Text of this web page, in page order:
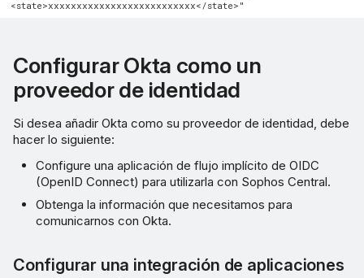
Configurar Okta como un
proveedor de identidad
Si desea añadir Okta como su proveedor de identidad, debe
hacer lo siguiente:
Configure una aplicación de flujo implícito de OIDC
(OpenID Connect) para utilizarla con Sophos Central.
Obtenga la información que necesitamos para
comunicarnos con Okta.
Configurar una integración de aplicaciones